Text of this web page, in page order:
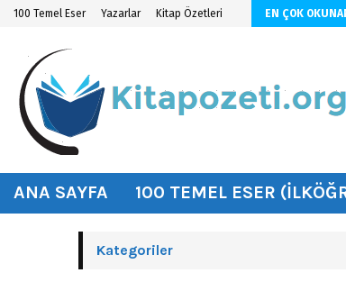
100 Temel Eser Yazarlar Kitap Özetleri EN ÇOK
ANA SAYFA 100 TEMEL ESER
Kategoriler